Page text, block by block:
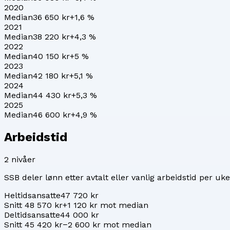
2020
Median36 650 kr+1,6 %
2021
Median38 220 kr+4,3 %
2022
Median40 150 kr+5 %
2023
Median42 180 kr+5,1 %
2024
Median44 430 kr+5,3 %
2025
Median46 600 kr+4,9 %
Arbeidstid
2 nivåer
SSB deler lønn etter avtalt eller vanlig arbeidstid per
Heltidsansatte47 720 kr
Snitt 48 570 kr+1 120 kr mot median
Deltidsansatte44 000 kr
Snitt 45 420 kr−2 600 kr mot median